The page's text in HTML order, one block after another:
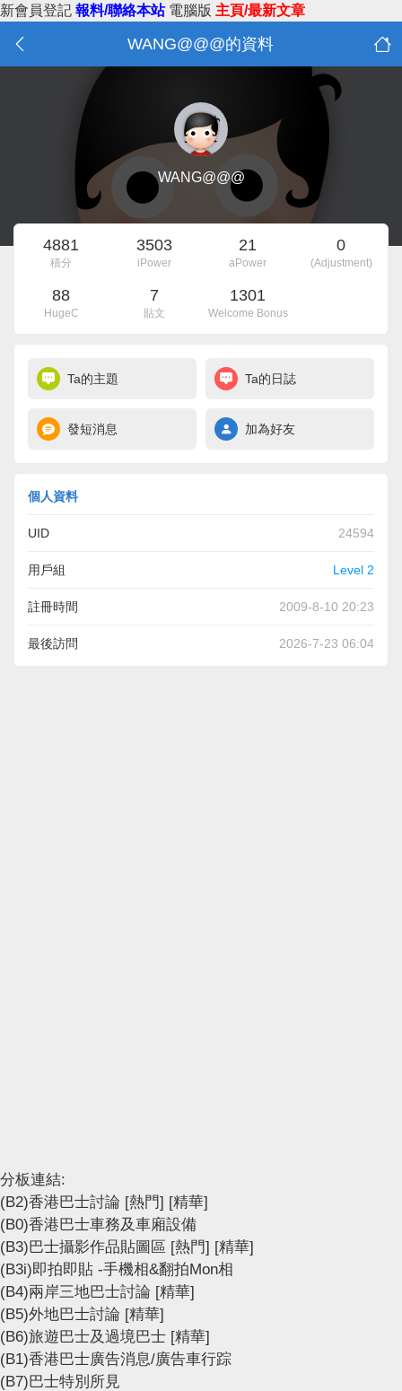
新會員登記 報料/聯絡本站 電腦版 主頁/最新文章
WANG@@@的資料
WANG@@@
4881
積分
3503
iPower
21
aPower
0
(Adjustment)
88
HugeC
7
貼文
1301
Welcome Bonus
Ta的主題 Ta的日誌
發短消息 加為好友
個人資料
UID 24594
用戶組 Level 2
註冊時間 2009-8-10 20:23
最後訪問 2026-7-23 06:04
分板連結:
(B2)香港巴士討論 [熱門] [精華]
(B0)香港巴士車務及車廂設備
(B3)巴士攝影作品貼圖區 [熱門] [精華]
(B3i)即拍即貼 -手機相&翻拍Mon相
(B4)兩岸三地巴士討論 [精華]
(B5)外地巴士討論 [精華]
(B6)旅遊巴士及過境巴士 [精華]
(B1)香港巴士廣告消息/廣告車行踪
(B7)巴士特別所見